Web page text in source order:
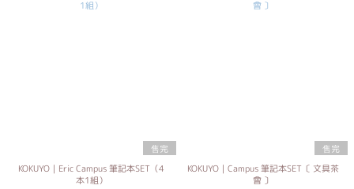
售完
KOKUYO｜Eric Campus 筆記本SET（4
本1組）
售完
KOKUYO｜Campus 筆記本SET〔 文具茶
會 〕